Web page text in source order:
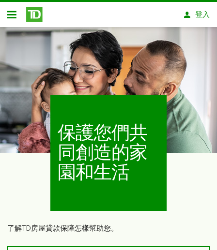
略過進入主要內容
開放式房屋貸款
登入
保護您們共
同創造的家
園和生活
了解TD房屋貸款保障怎樣幫助您。